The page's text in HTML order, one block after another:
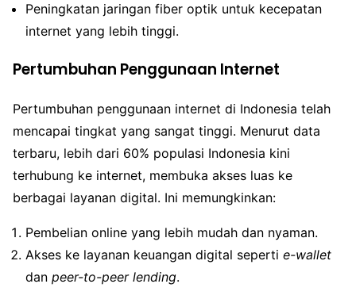
Peningkatan jaringan fiber optik untuk kecepatan
internet yang lebih tinggi.
Pertumbuhan Penggunaan Internet
Pertumbuhan penggunaan internet di Indonesia telah
mencapai tingkat yang sangat tinggi. Menurut data
terbaru, lebih dari 60% populasi Indonesia kini
terhubung ke internet, membuka akses luas ke
berbagai layanan digital. Ini memungkinkan:
Pembelian online yang lebih mudah dan nyaman.
Akses ke layanan keuangan digital seperti e-wallet
dan peer-to-peer lending.